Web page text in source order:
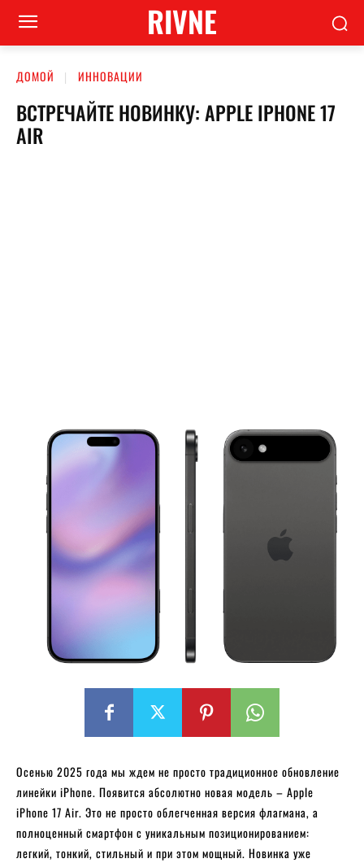
RIVNE
ДОМОЙ ИННОВАЦИИ
ВСТРЕЧАЙТЕ НОВИНКУ: APPLE IPHONE 17
AIR
Осенью 2025 года мы ждем не просто традиционное обновление
линейки iPhone. Появится абсолютно новая модель – Apple
iPhone 17 Air. Это не просто облегченная версия флагмана, а
полноценный смартфон с уникальным позиционированием:
легкий, тонкий, стильный и при этом мощный. Новинка уже